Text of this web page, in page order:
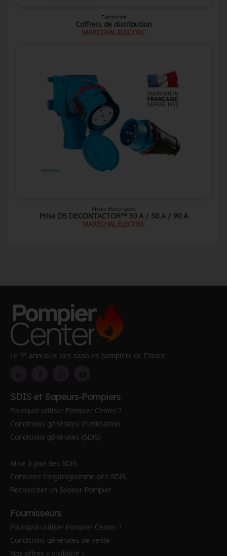
Electricité
Coffrets de distribution
MARECHAL ELECTRIC
Prises Electriques
Prise DS DECONTACTOR™ 30 A / 50 A / 90 A
MARECHAL ELECTRIC
Le 1er annuaire des sapeurs pompiers de France.
SDIS et Sapeurs-Pompiers
Pourquoi utiliser Pompier Center ?
Conditions générales d'utilisation
Conditions générales (SDIS)
Mise à jour des SDIS
Consulter l'organigramme des SDIS
Rechercher un Sapeur-Pompier
Fournisseurs
Pourquoi utiliser Pompier Center ?
Conditions générales de vente
Nos offres « visibilité »